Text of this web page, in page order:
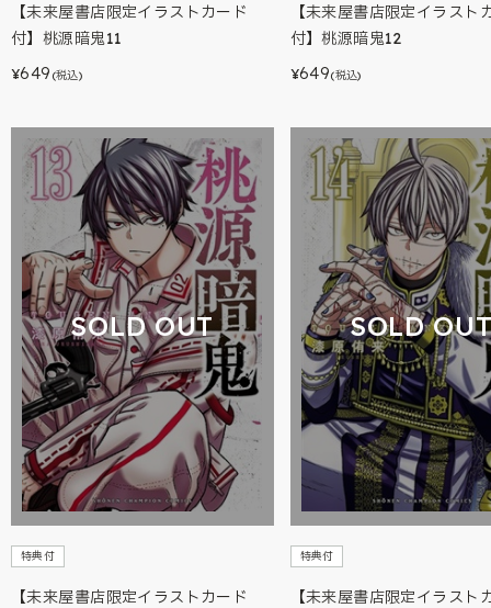
【未来屋書店限定イラストカード
付】桃源暗鬼11
¥649 (税込)
【未来屋書店限定イラスト
付】桃源暗鬼12
¥649(税込)
SOLD OUT
特典付
【未来屋書店限定イラストカード
SOLD
特典付
【未来屋書店限定イラスト